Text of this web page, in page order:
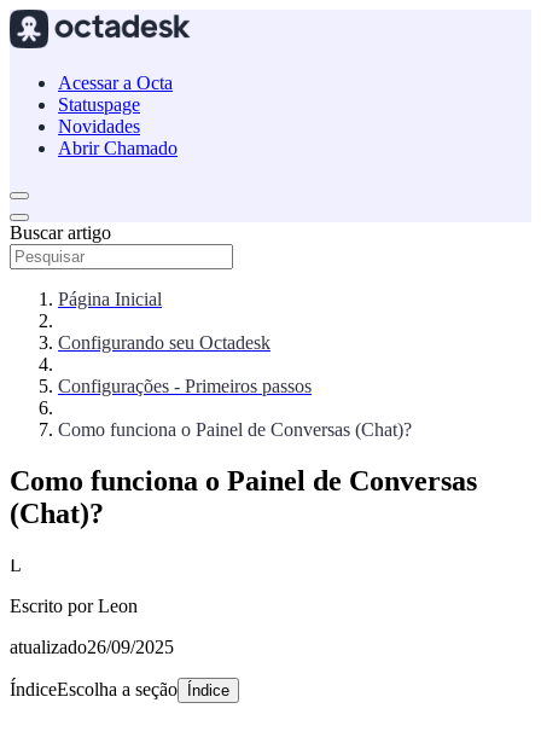
Acessar a Octa
Statuspage
Novidades
Abrir Chamado
Buscar artigo
Página Inicial
Configurando seu Octadesk
Configurações - Primeiros passos
Como funciona o Painel de Conversas (Chat)?
Como funciona o Painel de Conversas
(Chat)?
L
Escrito porLeon
atualizado26/09/2025
ÍndiceEscolha a seção Índice